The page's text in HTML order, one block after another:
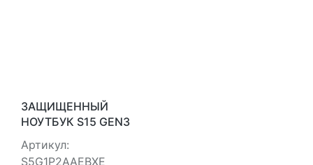
ЗАЩИЩЕННЫЙ
НОУТБУК S15 GEN3
STANDARD
DURABOOK
Артикул:
S5G1P2AAEBXE